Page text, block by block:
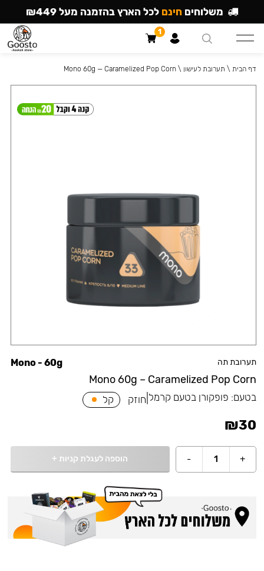
תערובת תה
Mono 60g – Caramelized Pop Corn
Mono - 60g
בטעם: פופקורן בטעם קרמל חוזק קל
₪30
+
1
- הוספה לעגלת קניות +
דף הבית \ תערובת לעישון \
Mono 60g — Caramelized Pop Corn
משלוחים חינם לכל הארץ בהזמנה מעל ₪449
1